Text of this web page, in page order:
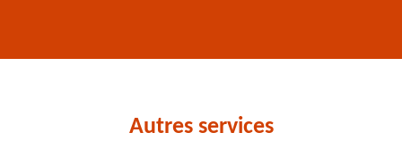
Autres services